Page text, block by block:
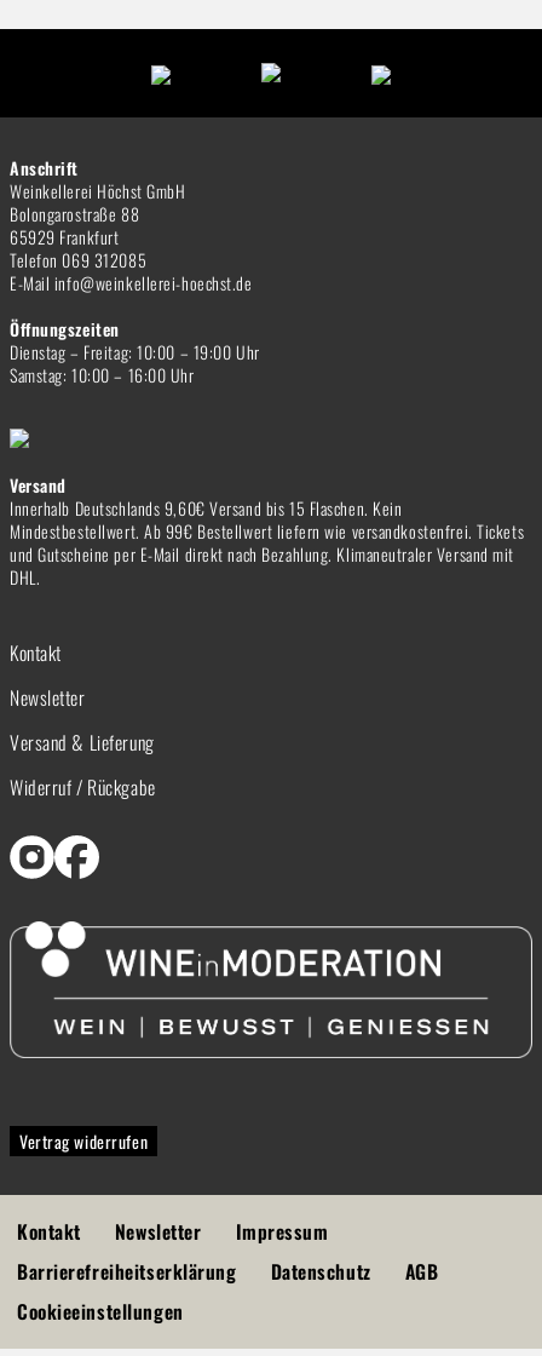
Anschrift
Weinkellerei Höchst GmbH
Bolongarostraße 88
65929 Frankfurt
Telefon 069 312085
E-Mail info@weinkellerei-hoechst.de
Öffnungszeiten
Dienstag – Freitag: 10:00 – 19:00 Uhr
Samstag: 10:00 – 16:00 Uhr
Versand
Innerhalb Deutschlands 9,60€ Versand bis 15 Flaschen. Kein
Mindestbestellwert. Ab 99€ Bestellwert liefern wie versandkostenfrei. Tickets
und Gutscheine per E-Mail direkt nach Bezahlung. Klimaneutraler Versand mit
DHL.
Kontakt
Newsletter
Versand & Lieferung
Widerruf / Rückgabe
Vertrag widerrufen
Kontakt Newsletter
Impressum
Barrierefreiheitserklärung
Datenschutz
AGB
Cookieeinstellungen